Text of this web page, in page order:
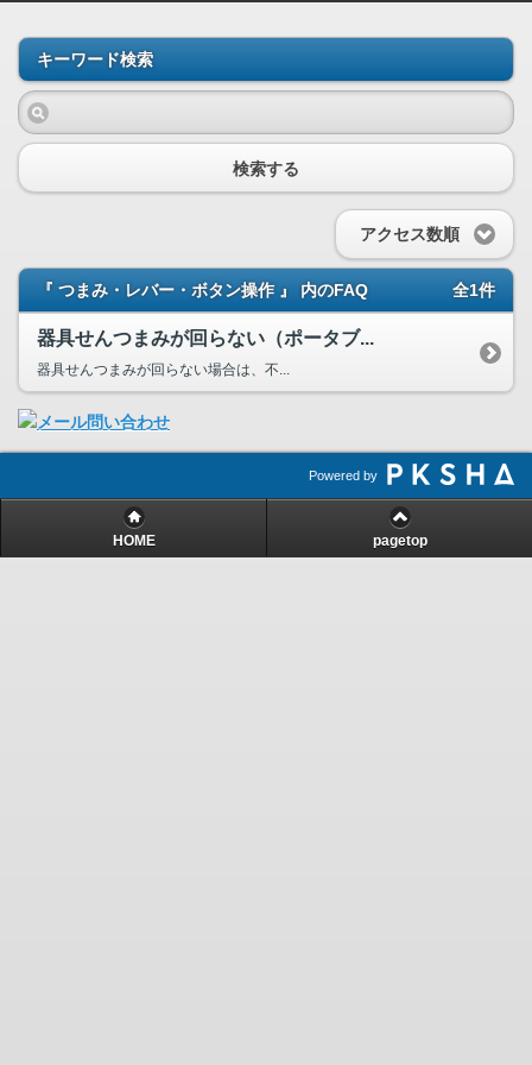
キーワード検索
検索する
アクセス数順
『 つまみ・レバー・ボタン操作 』 内のFAQ 全1件
器具せんつまみが回らない（ポータブ...
器具せんつまみが回らない場合は、不...
Powered by
HOME pagetop